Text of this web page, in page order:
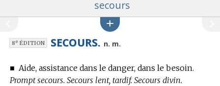
secours
8eÉDITION SECOURS. n. m.
■ Aide, assistance dans le danger, dans le besoin.
Prompt secours. Secours lent, tardif. Secours divin.